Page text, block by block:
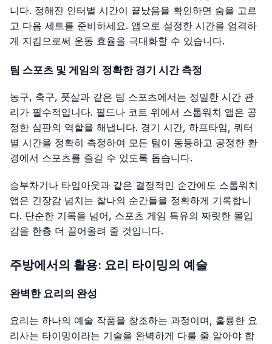
니다. 정해진 인터벌 시간이 끝났음을 확인하면 숨을 고르
고 다음 세트를 준비하세요. 앱으로 설정한 시간을 엄격하
게 지킴으로써 운동 효율을 극대화할 수 있습니다.
팀 스포츠 및 게임의 정확한 경기 시간 측정
농구, 축구, 풋살과 같은 팀 스포츠에서는 정밀한 시간 관
리가 필수적입니다. 필드나 코트 위에서 스톱워치 앱은 공
정한 심판의 역할을 해냅니다. 경기 시간, 하프타임, 쿼터
별 시간을 정확히 측정하여 모든 팀이 동등하고 공정한 환
경에서 스포츠를 즐길 수 있도록 돕습니다.
승부차기나 타임아웃과 같은 결정적인 순간에도 스톱워치
앱은 긴장감 넘치는 찰나의 순간들을 정확하게 기록합니
다. 단순한 기록을 넘어, 스포츠 게임 특유의 짜릿한 몰입
감을 한층 더 끌어올려 줄 것입니다.
주방에서의 활용: 요리 타이밍의 예술
완벽한 요리의 완성
요리는 하나의 예술 작품을 창조하는 과정이며, 훌륭한 요
리사는 타이밍이라는 기술을 완벽하게 다룰 줄 알아야 합